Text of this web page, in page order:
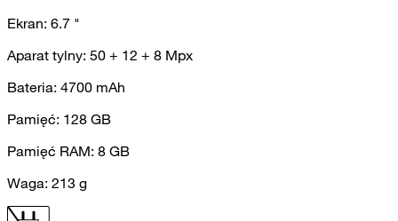
Ekran: 6.7 "
Aparat tylny: 50 + 12 + 8 Mpx
Bateria: 4700 mAh
Pamięć: 128 GB
Pamięć RAM: 8 GB
Waga: 213 g